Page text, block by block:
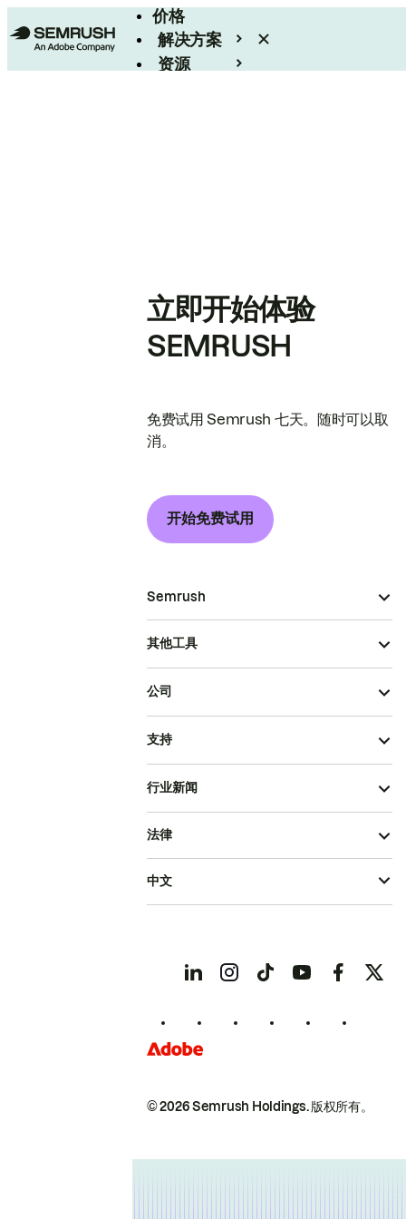
价格
解决方案
资源
立即开始体验
SEMRUSH
免费试用 Semrush 七天。随时可以取
消。
开始免费试用
Semrush
其他工具
公司
支持
行业新闻
© 2026 Semrush Holdings.版权所有。
法律
中文